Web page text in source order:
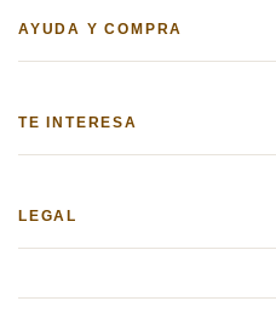
AYUDA Y COMPRA
TE INTERESA
LEGAL